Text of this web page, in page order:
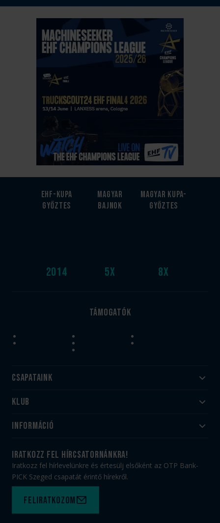
EHF-Kupa
győztes
2014
Magyar
bajnok
5x
Magyar kupa-
győztes
8x
Támogatók
Csapataink
Felnőtt
Utánpótlás
Klub
#HandballFamily
Munkatársaink
PICK Aréna
Sajtóakkreditáció
Információ
Jegy- és bérletvásárlás
Webshop
Adatvédelem
Felhasználási feltételek
Kapcsolat
iratkozz fel hírcsatornánkra!
Iratkozz fel hírlevelünkre és értesülj elsőként az OTP Bank-
PICK Szeged csapatát érintő hírekről.
Feliratkozom